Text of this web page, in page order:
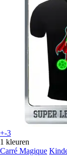
+-3
1 kleuren
Carré Magique